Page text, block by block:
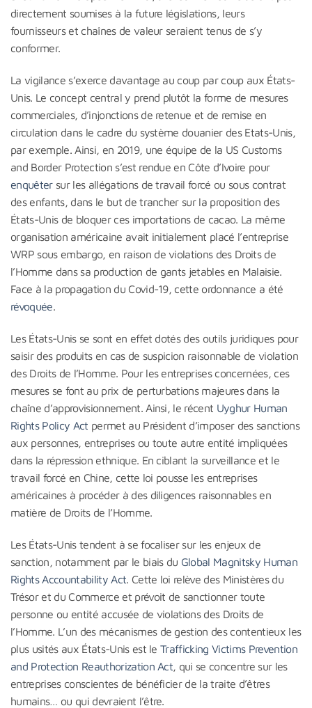
directement soumises à la future législations, leurs
fournisseurs et chaînes de valeur seraient tenus de s’y
conformer.
La vigilance s’exerce davantage au coup par coup aux États-
Unis. Le concept central y prend plutôt la forme de mesures
commerciales, d’injonctions de retenue et de remise en
circulation dans le cadre du système douanier des Etats-Unis,
par exemple. Ainsi, en 2019, une équipe de la US Customs
and Border Protection s’est rendue en Côte d’Ivoire pour
enquêtersur les allégations de travail forcé ou sous contrat
des enfants, dans le but de trancher sur la proposition des
États-Unis de bloquer ces importations de cacao. La même
organisation américaine avait initialement placé l’entreprise
WRP sous embargo, en raison de violations des Droits de
l’Homme dans sa production de gants jetables en Malaisie.
Face à la propagation du Covid-19, cette ordonnance a été
révoquée.
Les États-Unis se sont en effet dotés des outils juridiques pour
saisir des produits en cas de suspicion raisonnable de violation
des Droits de l’Homme. Pour les entreprises concernées, ces
mesures se font au prix de perturbations majeures dans la
chaîne d’approvisionnement. Ainsi, le récent Uyghur Human
Rights Policy Act permet au Président d’imposer des sanctions
aux personnes, entreprises ou toute autre entité impliquées
dans la répression ethnique. En ciblant la surveillance et le
travail forcé en Chine, cette loi pousse les entreprises
américaines à procéder à des diligences raisonnables en
matière de Droits de l’Homme.
Les États-Unis tendent à se focaliser sur les enjeux de
sanction, notamment par le biais du Global Magnitsky Human
Rights Accountability Act. Cette loi relève des Ministères du
Trésor et du Commerce et prévoit de sanctionner toute
personne ou entité accusée de violations des Droits de
l’Homme. L’un des mécanismes de gestion des contentieux les
plus usités aux États-Unis est leTrafficking Victims Prevention
and Protection Reauthorization Act, qui se concentre sur les
entreprises conscientes de bénéficier de la traite d’êtres
humains… ou qui devraient l’être.